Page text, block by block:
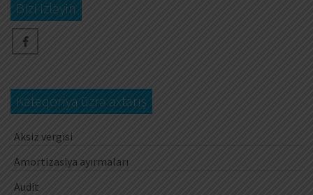
Bizi izləyin
Kateqoriya üzrə axtarış
Aksiz vergisi
Amortizasiya ayırmaları
Audit